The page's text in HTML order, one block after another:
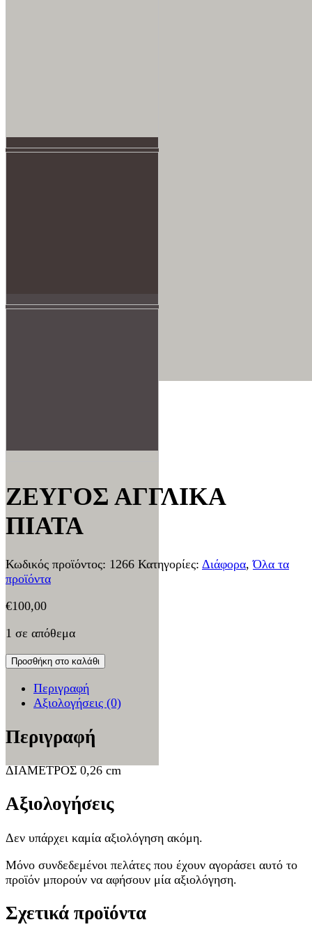
ΖΕΥΓΟΣ ΑΓΓΛΙΚΑ
ΠΙΑΤΑ
Κωδικός προϊόντος: 1266 Κατηγορίες: Διάφορα,Όλα τα
προϊόντα
€100,00
1 σε απόθεμα
Προσθήκη στο καλάθι
Περιγραφή
Αξιολογήσεις (0)
Περιγραφή
ΔΙΑΜΕΤΡΟΣ 0,26 cm
Αξιολογήσεις
Δεν υπάρχει καμία αξιολόγηση ακόμη.
Μόνο συνδεδεμένοι πελάτες που έχουν αγοράσει αυτό το
προϊόν μπορούν να αφήσουν μία αξιολόγηση.
Σχετικά προϊόντα